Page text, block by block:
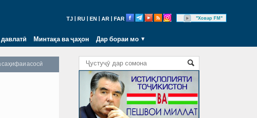
TJ RU EN AR FAR "Ховар FM"
Минтақа ва ҷаҳон Дар бораи мо
саҳифаи асосӣ